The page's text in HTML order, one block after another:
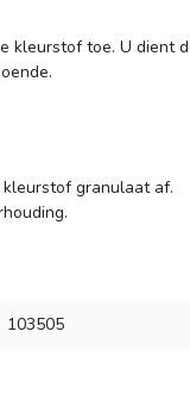
kleurstof toe. U dient
granulaat af.
103505